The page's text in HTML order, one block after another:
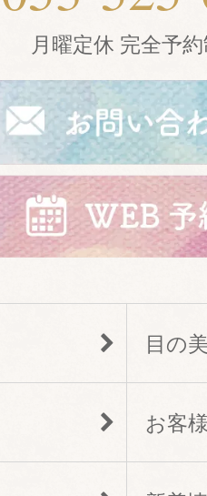
月曜定休 完全予
目の
お客